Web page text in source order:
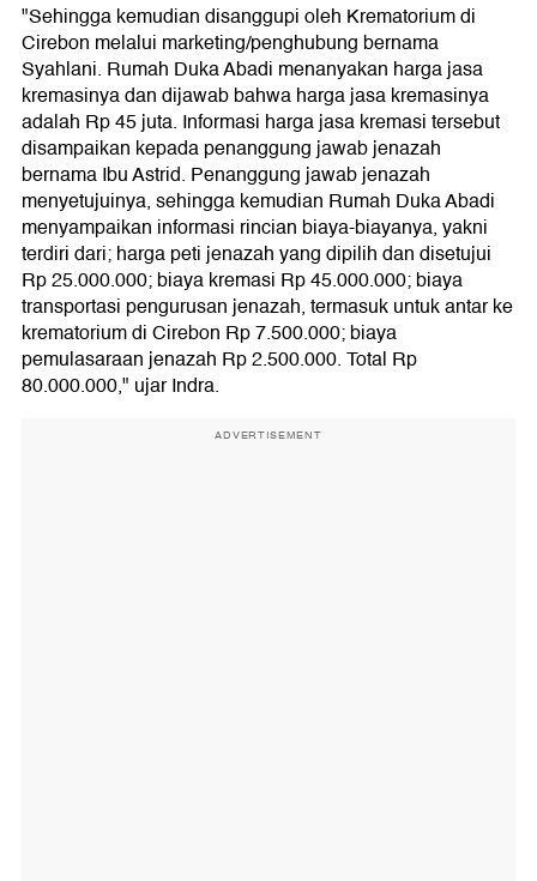
"Sehingga kemudian disanggupi oleh Krematorium di
Cirebon melalui marketing/penghubung bernama
Syahlani. Rumah Duka Abadi menanyakan harga jasa
kremasinya dan dijawab bahwa harga jasa kremasinya
adalah Rp 45 juta. Informasi harga jasa kremasi tersebut
disampaikan kepada penanggung jawab jenazah
bernama Ibu Astrid. Penanggung jawab jenazah
menyetujuinya, sehingga kemudian Rumah Duka Abadi
menyampaikan informasi rincian biaya-biayanya, yakni
terdiri dari; harga peti jenazah yang dipilih dan disetujui
Rp 25.000.000; biaya kremasi Rp 45.000.000; biaya
transportasi pengurusan jenazah, termasuk untuk antar ke
krematorium di Cirebon Rp 7.500.000; biaya
pemulasaraan jenazah Rp 2.500.000. Total Rp
80.000.000," ujar Indra.
ADVERTISEMENT